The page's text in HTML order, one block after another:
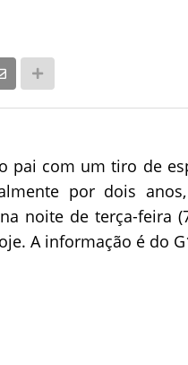
pai com um tiro de
por dois
noite de terça-feira
A informação é do